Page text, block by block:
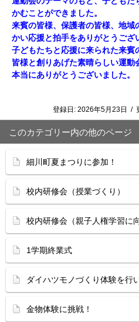
かむことができました。
来賓の皆様、保護者の皆様、地域
かい応援と拍手をありがとうござ
子どもたちと応援に来られた来
皆様と創りあげた素晴らしい運動
本当にありがとうございました。
登録日: 2026年5月23日 /
このカテゴリー内の他のページ
細川町夏まつりに参加！
校内研修会（授業づくり）
校内研修会（親子人権学習に
1学期終業式
ダイハツモノづくり体験を行
金物体験に挑戦！